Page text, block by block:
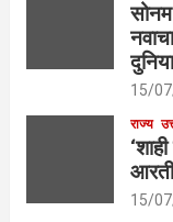
15/
राज्य
15/